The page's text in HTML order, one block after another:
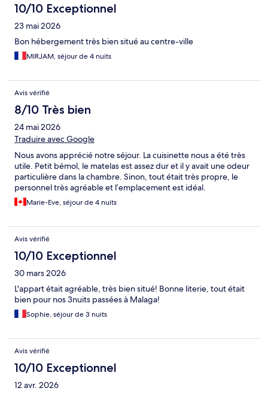
10/10 Exceptionnel
23 mai 2026
Bon hébergement très bien situé au centre-ville
MIRJAM, séjour de 4 nuits
Avis vérifié
8/10 Très bien
24 mai 2026
Traduire avec Google
Nous avons apprécié notre séjour. La cuisinette nous a été très
utile. Petit bémol, le matelas est assez dur et il y avait une odeur
particulière dans la chambre. Sinon, tout était très propre, le
personnel très agréable et l’emplacement est idéal.
Marie-Eve, séjour de 4 nuits
Avis vérifié
10/10 Exceptionnel
30 mars 2026
L'appart était agréable, très bien situé! Bonne literie, tout était
bien pour nos 3nuits passées à Malaga!
Sophie, séjour de 3 nuits
Avis vérifié
10/10 Exceptionnel
12 avr. 2026